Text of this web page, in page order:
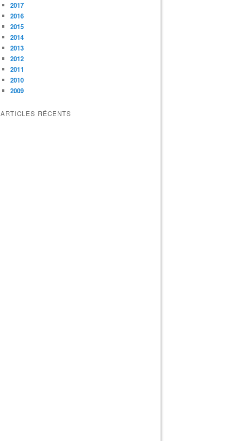
2017
2016
2015
2014
2013
2012
2011
2010
2009
ARTICLES RÉCENTS